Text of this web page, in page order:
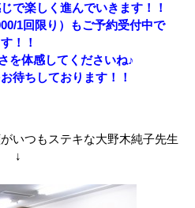
で楽しく進んでいきます！！
1回限り）もご予約受付中で
す！！
を体感してくださいね♪
待ちしております！！
いつもステキな大野木純子先生
↓